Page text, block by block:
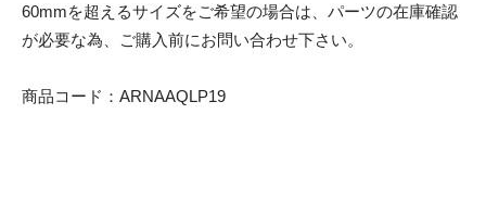
60mmを超えるサイズをご希望の場合は、パーツの在庫確認
が必要な為、ご購入前にお問い合わせ下さい。
商品コード：ARNAAQLP19